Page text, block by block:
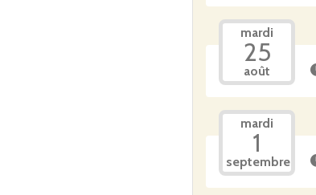
mardi
25
août
mardi
1
septembre